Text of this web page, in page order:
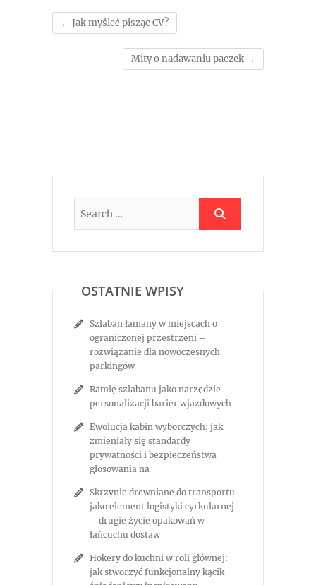
← Jak myśleć pisząc CV?
Mity o nadawaniu paczek →
OSTATNIE WPISY
Szlaban łamany w miejscach o
ograniczonej przestrzeni –
rozwiązanie dla nowoczesnych
parkingów
Ramię szlabanu jako narzędzie
personalizacji barier wjazdowych
Ewolucja kabin wyborczych: jak
zmieniały się standardy
prywatności i bezpieczeństwa
głosowania na
Skrzynie drewniane do transportu
jako element logistyki cyrkularnej
– drugie życie opakowań w
łańcuchu dostaw
Hokery do kuchni w roli głównej:
jak stworzyć funkcjonalny kącik